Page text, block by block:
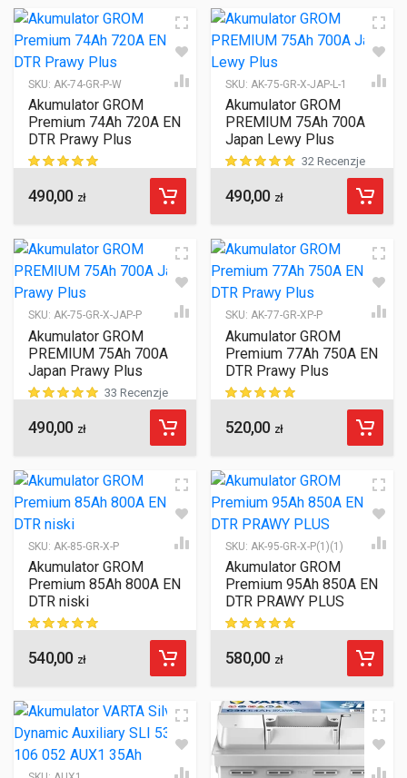
SKU: AK-74-GR-P-W
Akumulator GROM
Premium 74Ah 720A EN
DTR Prawy Plus
ocen klientów
490,00 zł
SKU: AK-75-GR-X-JAP-L-1
Akumulator GROM
PREMIUM 75Ah 700A
Japan Lewy Plus
ocen klientów
32 Recenzje
490,00 zł
SKU: AK-75-GR-X-JAP-P
Akumulator GROM
PREMIUM 75Ah 700A
Japan Prawy Plus
ocen klientów
33 Recenzje
490,00 zł
SKU: AK-77-GR-XP-P
Akumulator GROM
Premium 77Ah 750A EN
DTR Prawy Plus
ocen klientów
520,00 zł
SKU: AK-85-GR-X-P
Akumulator GROM
Premium 85Ah 800A EN
DTR niski
ocen klientów
540,00 zł
SKU: AK-95-GR-X-P(1)(1)
Akumulator GROM
Premium 95Ah 850A EN
DTR PRAWY PLUS
ocen klientów
580,00 zł